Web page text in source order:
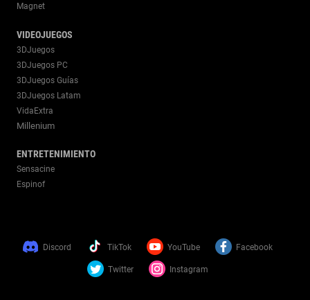
Magnet
VIDEOJUEGOS
3DJuegos
3DJuegos PC
3DJuegos Guías
3DJuegos Latam
VidaExtra
Millenium
ENTRETENIMIENTO
Sensacine
Espinof
Discord TikTok YouTube Facebook
Twitter Instagram